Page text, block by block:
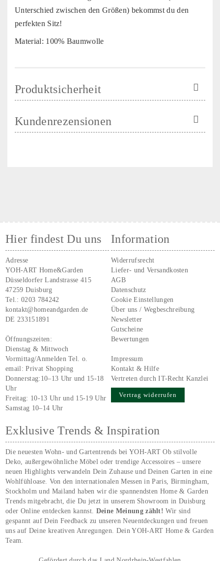
Unterschied zwischen den Größen) bekommst du den
perfekten Sitz!
Material: 100% Baumwolle
Produktsicherheit
Kundenrezensionen
Hier findest Du uns
Adresse
YOH-ART Home&Garden
Düsseldorfer Landstrasse 415
47259 Duisburg
Tel.:0203 784242
kontakt@homeandgarden.de
DE 233151891
Öffnungszeiten:
Dienstag & Mittwoch
Vormittag/Anmelden Tel. o.
email:Privat Shopping
Donnerstag:10–13 Uhr und 15-18
Uhr
Freitag: 10-13 Uhr und 15-19 Uhr
Samstag 10–14 Uhr
Information
Widerrufsrecht
Liefer- und Versandkosten
AGB
Datenschutz
Cookie Einstellungen
Über uns / Wegbeschreibung
Newsletter
Gutscheine
Bewertungen
Impressum
Kontakt & Hilfe
Vertreten durch IT-Recht Kanzlei
Vertrag widerrufen
Exklusive Trends & Inspiration
Die neuesten Wohn- und Gartentrends bei YOH‑ART Ob stilvolle
Deko, außergewöhnliche Möbel oder trendige Accessoires – unsere
neuen Highlights verwandeln Dein Zuhause und Deinen Garten in eine
Wohlfühloase. Von den internationalen Messen in Paris, Birmingham,
Stockholm und Mailand haben wir die spannendsten Home & Garden
Trends mitgebracht, die Du jetzt in unserem Showroom in Duisburg
oder Online entdecken kannst. Deine Meinung zählt!Wir sind
gespannt auf Dein Feedback zu unseren Neuentdeckungen und freuen
uns auf Deine kreativen Anregungen. Dein YOH‑ART Home & Garden
Team.